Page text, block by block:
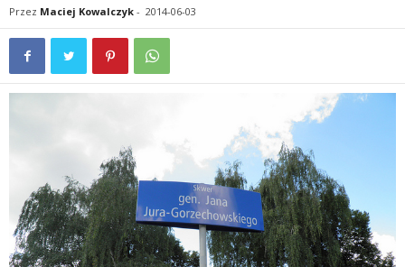
Przez Maciej Kowalczyk - 2014-06-03